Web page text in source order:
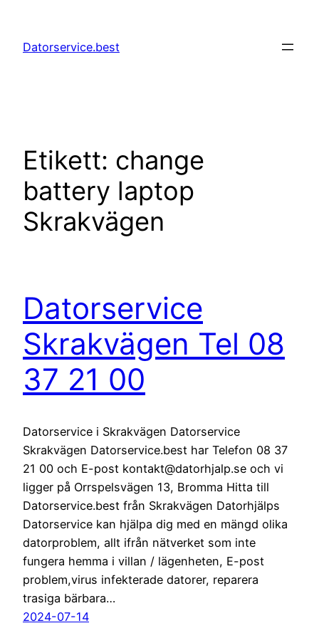
innehåll
Datorservice.best
Etikett: change
battery laptop
Skrakvägen
Datorservice
Skrakvägen Tel 08
37 21 00
Datorservice i Skrakvägen Datorservice
Skrakvägen Datorservice.best har Telefon 08 37
21 00 och E-post kontakt@datorhjalp.se och vi
ligger på Orrspelsvägen 13, Bromma Hitta till
Datorservice.best från Skrakvägen Datorhjälps
Datorservice kan hjälpa dig med en mängd olika
datorproblem, allt ifrån nätverket som inte
fungera hemma i villan / lägenheten, E-post
problem,virus infekterade datorer, reparera
trasiga bärbara…
2024-07-14